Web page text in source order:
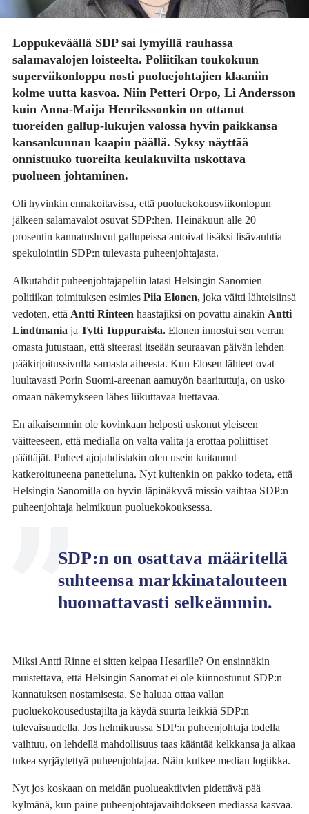
Loppukeväällä SDP sai lymyillä rauhassa
salamavalojen loisteelta. Poliitikan toukokuun
superviikonloppu nosti puoluejohtajien klaaniin
kolme uutta kasvoa. NiinPetteri Orpo,Li Andersson
kuinAnna-Maija Henrikssonkin on ottanut
tuoreiden gallup-lukujen valossa hyvin paikkansa
kansankunnan kaapin päällä. Syksy näyttää
onnistuuko tuoreilta keulakuvilta uskottava
puolueen johtaminen.
Oli hyvinkin ennakoitavissa, että puoluekokousviikonlopun
jälkeen salamavalot osuvat SDP:hen. Heinäkuun alle 20
prosentin kannatusluvut gallupeissa antoivat lisäksi lisävauhtia
spekulointiin SDP:n tulevasta puheenjohtajasta.
Alkutahdit puheenjohtajapeliin latasi Helsingin Sanomien
politiikan toimituksen esimiesPiia Elonen, joka väitti lähteisiinsä
vedoten, ettäAntti Rinteen haastajiksi on povattu ainakinAntti
Lindtmania jaTytti Tuppuraista. Elonen innostui sen verran
omasta jutustaan, että siteerasi itseään seuraavan päivän lehden
pääkirjoitussivulla samasta aiheesta. Kun Elosen lähteet ovat
luultavasti Porin Suomi-areenan aamuyön baarituttuja, on usko
omaan näkemykseen lähes liikuttavaa luettavaa.
En aikaisemmin ole kovinkaan helposti uskonut yleiseen
väitteeseen, että medialla on valta valita ja erottaa poliittiset
päättäjät. Puheet ajojahdistakin olen usein kuitannut
katkeroituneena panetteluna. Nyt kuitenkin on pakko todeta, että
Helsingin Sanomilla on hyvin läpinäkyvä missio vaihtaa SDP:n
puheenjohtaja helmikuun puoluekokouksessa.
SDP:n on osattava määritellä
suhteensa markkinatalouteen
huomattavasti selkeämmin.
Miksi Antti Rinne ei sitten kelpaa Hesarille? On ensinnäkin
muistettava, että Helsingin Sanomat ei ole kiinnostunut SDP:n
kannatuksen nostamisesta. Se haluaa ottaa vallan
puoluekokousedustajilta ja käydä suurta leikkiä SDP:n
tulevaisuudella. Jos helmikuussa SDP:n puheenjohtaja todella
vaihtuu, on lehdellä mahdollisuus taas kääntää kelkkansa ja alkaa
tukea syrjäytettyä puheenjohtajaa. Näin kulkee median logiikka.
Nyt jos koskaan on meidän puolueaktiivien pidettävä pää
kylmänä, kun paine puheenjohtajavaihdokseen mediassa kasvaa.